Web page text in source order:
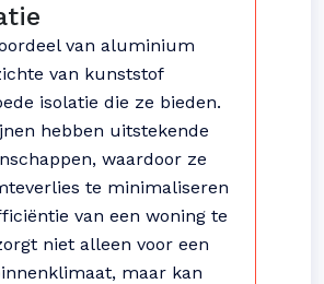
van aluminium
van kunststof
isolatie die ze bieden.
hebben uitstekende
waardoor ze
te minimaliseren
van een woning te
niet alleen voor een
maar kan